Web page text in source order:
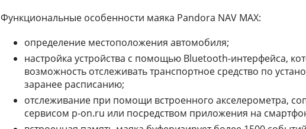
Функциональные особенности маяка Pandora NAV MAX:
определение местоположения автомобиля;
настройка устройства с помощью Bluetooth-интерфейса,
возможность отслеживать транспортное средство по
заранее расписанию;
отслеживание при помощи встроенного акселерометра,
сервисом p-on.ru или посредством приложения на